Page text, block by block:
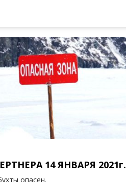
14 ЯНВАРЯ 2021г.
опасен.